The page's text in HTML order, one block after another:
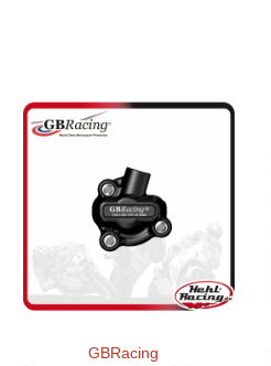
GBRacing